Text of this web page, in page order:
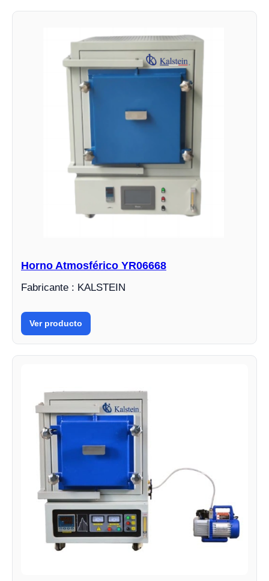
Horno Atmosférico YR06668
Fabricante : KALSTEIN
Ver producto